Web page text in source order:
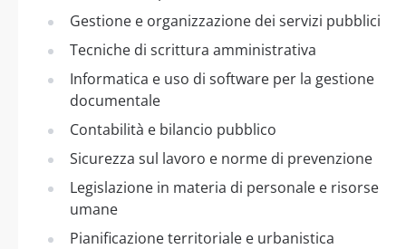
Gestione e organizzazione dei servizi pubblici
Tecniche di scrittura amministrativa
Informatica e uso di software per la gestione
documentale
Contabilità e bilancio pubblico
Sicurezza sul lavoro e norme di prevenzione
Legislazione in materia di personale e risorse
umane
Pianificazione territoriale e urbanistica